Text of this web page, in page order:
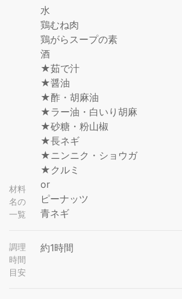
材料
名の
一覧
水
鶏むね肉
鶏がらスープの素
酒
★茹で汁
★醤油
★酢・胡麻油
★ラー油・白いり胡麻
★砂糖・粉山椒
★長ネギ
★ニンニク・ショウガ
★クルミ
or
ピーナッツ
青ネギ
調理
時間
目安
約1時間